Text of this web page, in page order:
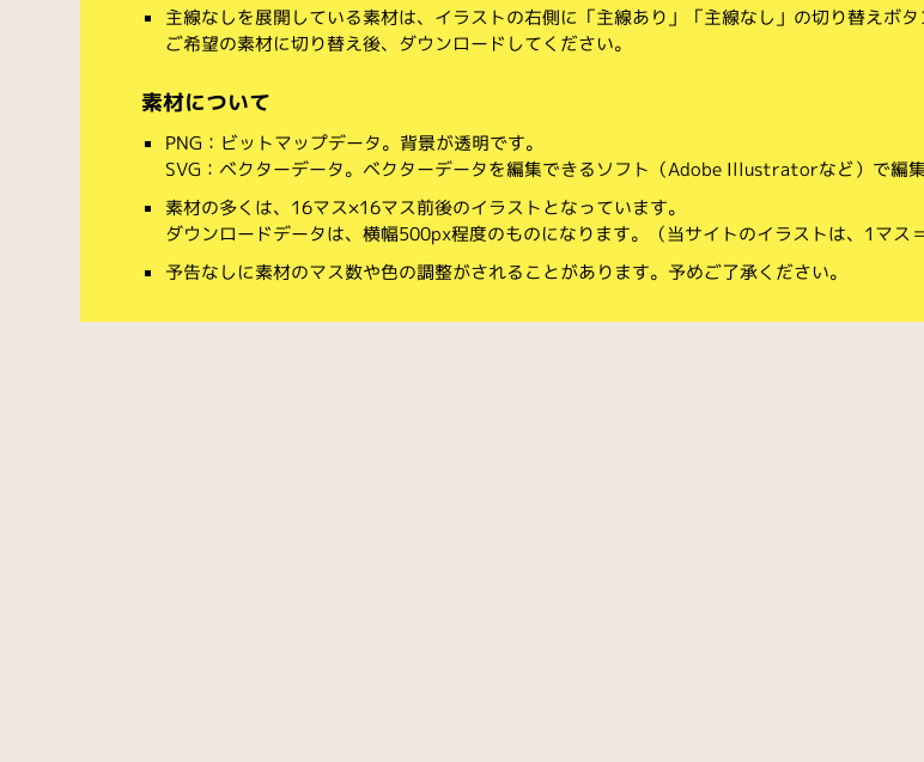
主線なしを展開している素材は、イラストの右側に「主線あり」「主線なし」の切り替えボタ
ご希望の素材に切り替え後、ダウンロードしてください。
素材について
PNG：ビットマップデータ。背景が透明です。
SVG：ベクターデータ。ベクターデータを編集できるソフト（Adobe Illustratorなど）で編集
素材の多くは、16マス×16マス前後のイラストとなっています。
ダウンロードデータは、横幅500px程度のものになります。（当サイトのイラストは、1マス
予告なしに素材のマス数や色の調整がされることがあります。予めご了承ください。